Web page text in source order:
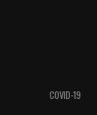
COVID-19